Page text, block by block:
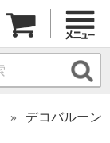
デコバルーン